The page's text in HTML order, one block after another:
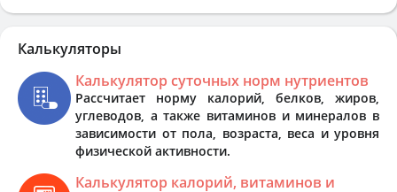
Калькуляторы
Калькулятор суточных норм нутриентов
Рассчитает норму калорий, белков, жиров,
углеводов, а также витаминов и минералов в
зависимости от пола, возраста, веса и уровня
физической активности.
Калькулятор калорий, витаминов и